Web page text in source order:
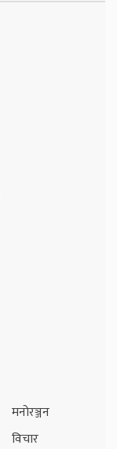
मनोरञ्जन
विचार